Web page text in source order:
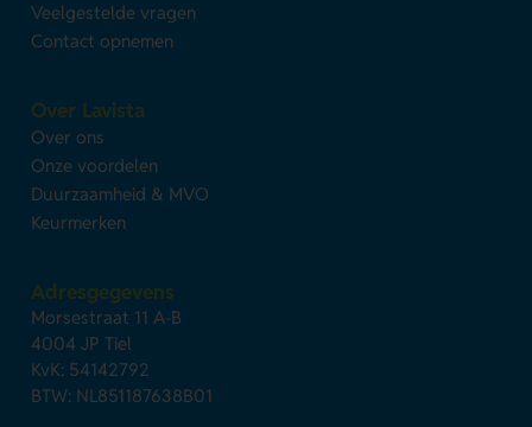
Veelgestelde vragen
Contact opnemen
Over Lavista
Over ons
Onze voordelen
Duurzaamheid & MVO
Keurmerken
Adresgegevens
Morsestraat 11 A-B
4004 JP Tiel
KvK: 54142792
BTW: NL851187638B01